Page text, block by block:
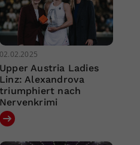
02.02.2025
Upper Austria Ladies
Linz: Alexandrova
triumphiert nach
Nervenkrimi